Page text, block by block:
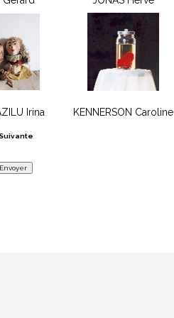
Irina KENNERSON Caroline
Suivante